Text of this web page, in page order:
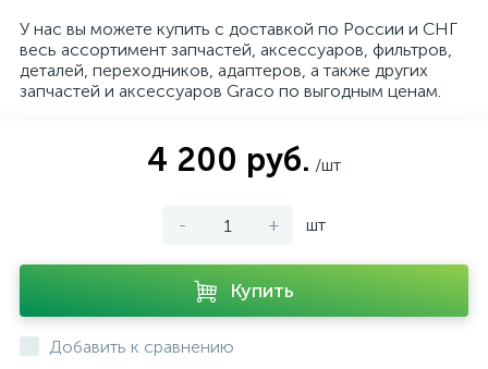
У нас вы можете купить с доставкой по России и СНГ
весь ассортимент запчастей, аксессуаров, фильтров,
деталей, переходников, адаптеров, а также других
запчастей и аксессуаров Graco по выгодным ценам.
4 200 руб. /шт
- + шт
Купить
Добавить к сравнению